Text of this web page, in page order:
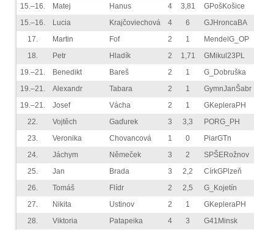
15.–16.
Matej Hanus 4 3,81 GPošKošice
15.–16.
Lucia Krajčoviechová 4 6 GJHroncaBA
17.
Martin Fof 2 1 MendelG_OP
18.
Petr Hladík 2 1,71 GMikul23PL
19.–21.
Benedikt Bareš 2 1 G_Dobruška
19.–21.
Alexandr Tabara 2 1 GymnJanŠabr
19.–21.
Josef Vácha 2 1 GKepleraPH
22.
Vojtěch Gaďurek 3 3,3 PORG_PH
23.
Veronika Chovancová 1 0 PiarGTn
24.
Jáchym Němeček 3 2 SPŠERožnov
25.
Jan Brada 3 2,2 CírkGPlzeň
26.
Tomáš Flídr 2 2,5 G_Kojetín
27.
Nikita Ustinov 2 1 GKepleraPH
28.
Viktoria Patapeika 4 3 G41Minsk